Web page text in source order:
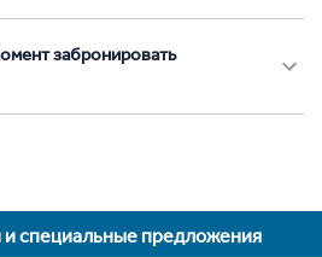
забронировать
и специальные предложения